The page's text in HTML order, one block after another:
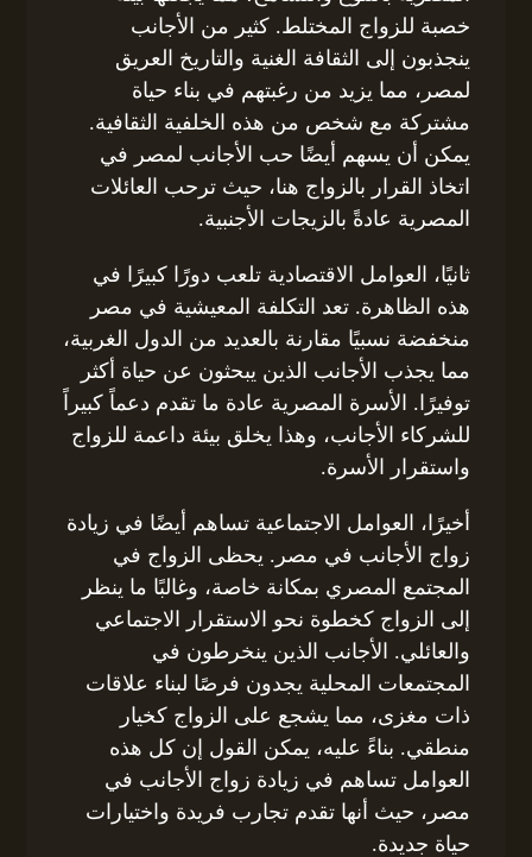
خصبة للزواج المختلط. كثير من الأجانب
ينجذبون إلى الثقافة الغنية والتاريخ العريق
لمصر، مما يزيد من رغبتهم في بناء حياة
مشتركة مع شخص من هذه الخلفية الثقافية.
يمكن أن يسهم أيضًا حب الأجانب لمصر في
اتخاذ القرار بالزواج هنا، حيث ترحب العائلات
المصرية عادةً بالزيجات الأجنبية.
ثانيًا، العوامل الاقتصادية تلعب دورًا كبيرًا في
هذه الظاهرة. تعد التكلفة المعيشية في مصر
منخفضة نسبيًا مقارنة بالعديد من الدول الغربية،
مما يجذب الأجانب الذين يبحثون عن حياة أكثر
توفيرًا. الأسرة المصرية عادة ما تقدم دعماً كبيراً
للشركاء الأجانب، وهذا يخلق بيئة داعمة للزواج
واستقرار الأسرة.
أخيرًا، العوامل الاجتماعية تساهم أيضًا في زيادة
زواج الأجانب في مصر. يحظى الزواج في
المجتمع المصري بمكانة خاصة، وغالبًا ما ينظر
إلى الزواج كخطوة نحو الاستقرار الاجتماعي
والعائلي. الأجانب الذين ينخرطون في
المجتمعات المحلية يجدون فرصًا لبناء علاقات
ذات مغزى، مما يشجع على الزواج كخيار
منطقي. بناءً عليه، يمكن القول إن كل هذه
العوامل تساهم في زيادة زواج الأجانب في
مصر، حيث أنها تقدم تجارب فريدة واختيارات
حياة جديدة.